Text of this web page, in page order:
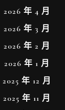
2026 年 4 月
2026 年 3 月
2026 年 2 月
2026 年 1 月
2025 年 12 月
2025 年 11 月